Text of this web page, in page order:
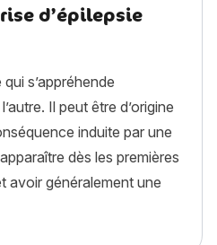
d’épilepsie
s’appréhende
Il peut être d’origine
induite par une
dès les premières
avoir généralement une